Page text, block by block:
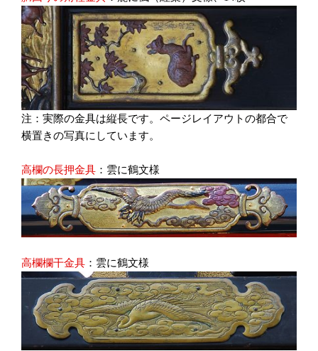
注：実際の金具は縦長です。ページレイアウトの都合で
横置きの写真にしています。
高欄の長押金具 ：雲に鶴文様
高欄欄干金具 ：雲に鶴文様